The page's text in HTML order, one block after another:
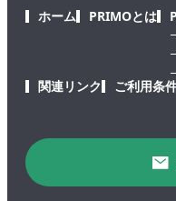
ホーム PRIMOとは
関連リンク ご利用条